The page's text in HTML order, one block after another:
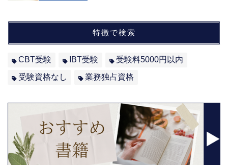
特徴で検索
CBT受験 IBT受験
受験料5000円以内
受験資格なし
業務独占資格